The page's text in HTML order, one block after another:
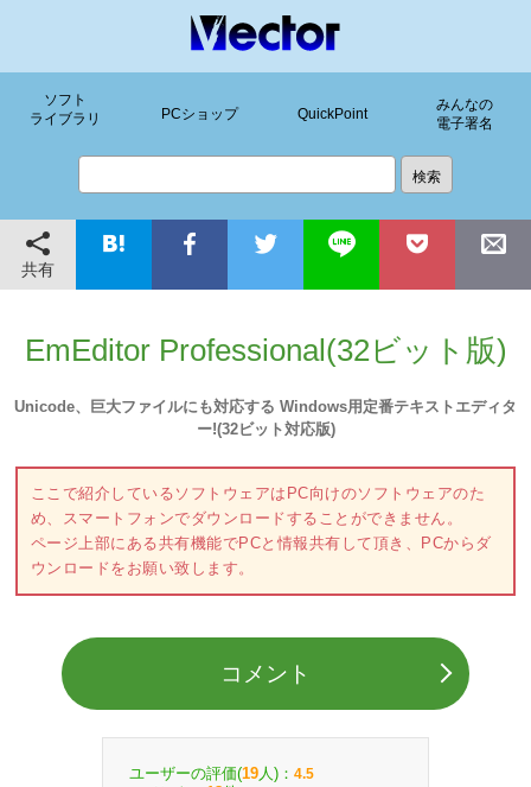
ソフト
ライブラリ
PCショップ QuickPoint
みんなの
電子署名
共有
EmEditor Professional(32ビット版)
Unicode、巨大ファイルにも対応する Windows用定番テキストエディタ
ー!(32ビット対応版)
ここで紹介しているソフトウェアはPC向けのソフトウェアのた
め、スマートフォンでダウンロードすることができません。
ページ上部にある共有機能でPCと情報共有して頂き、PCからダ
ウンロードをお願い致します。
コメント
ユーザーの評価(19 人)： 4.5